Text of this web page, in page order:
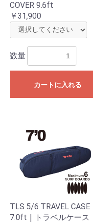
COVER 9.6ft
￥31,900
数量
カートに入れる
TLS 5/6 TRAVEL CASE
7.0ft｜トラベルケース